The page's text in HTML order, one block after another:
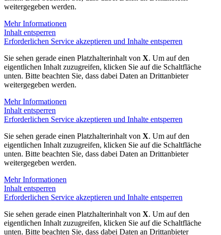
weitergegeben werden.
Mehr Informationen
Inhalt entsperren
Erforderlichen Service akzeptieren und Inhalte entsperren
Sie sehen gerade einen Platzhalterinhalt von X. Um auf den
eigentlichen Inhalt zuzugreifen, klicken Sie auf die Schaltfläche
unten. Bitte beachten Sie, dass dabei Daten an Drittanbieter
weitergegeben werden.
Mehr Informationen
Inhalt entsperren
Erforderlichen Service akzeptieren und Inhalte entsperren
Sie sehen gerade einen Platzhalterinhalt von X. Um auf den
eigentlichen Inhalt zuzugreifen, klicken Sie auf die Schaltfläche
unten. Bitte beachten Sie, dass dabei Daten an Drittanbieter
weitergegeben werden.
Mehr Informationen
Inhalt entsperren
Erforderlichen Service akzeptieren und Inhalte entsperren
Sie sehen gerade einen Platzhalterinhalt von X. Um auf den
eigentlichen Inhalt zuzugreifen, klicken Sie auf die Schaltfläche
unten. Bitte beachten Sie, dass dabei Daten an Drittanbieter